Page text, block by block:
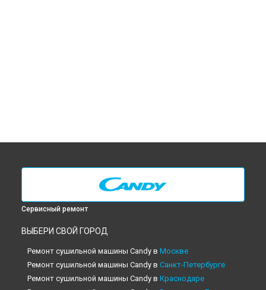
Сервисный ремонт
ВЫБЕРИ СВОЙ ГОРОД
Ремонт сушильной машины Candy в Москве
Ремонт сушильной машины Candy в Санкт-Петербурге
Ремонт сушильной машины Candy в Краснодаре